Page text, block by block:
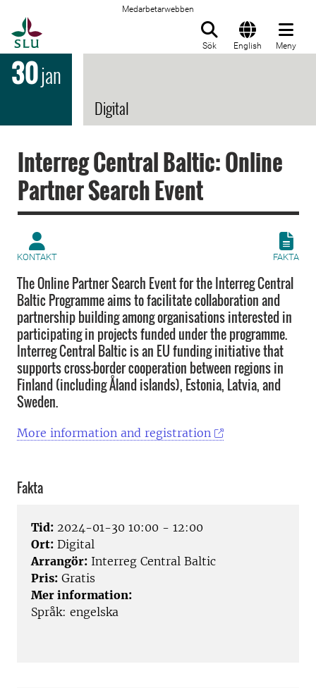
Medarbetarwebben
Sök English Meny
30jan
Digital
Interreg Central Baltic: Online
Partner Search Event
KONTAKT FAKTA
The Online Partner Search Event for the Interreg Central
Baltic Programme aims to facilitate collaboration and
partnership building among organisations interested in
participating in projects funded under the programme.
Interreg Central Baltic is an EU funding initiative that
supports cross-border cooperation between regions in
Finland (including Åland islands), Estonia, Latvia, and
Sweden.
More information and registration
Fakta
Tid: 2024-01-30 10:00 - 12:00
Ort: Digital
Arrangör: Interreg Central Baltic
Pris: Gratis
Mer information:
Språk: engelska